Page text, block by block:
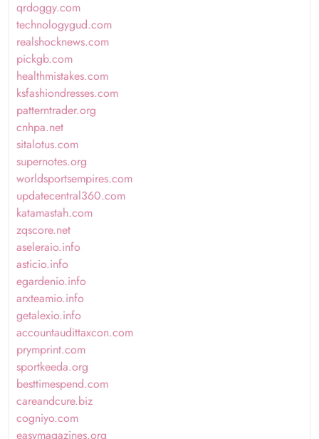
qrdoggy.com
technologygud.com
realshocknews.com
pickgb.com
healthmistakes.com
ksfashiondresses.com
patterntrader.org
cnhpa.net
sitalotus.com
supernotes.org
worldsportsempires.com
updatecentral360.com
katamastah.com
zqscore.net
aseleraio.info
asticio.info
egardenio.info
arxteamio.info
getalexio.info
accountaudittaxcon.com
prymprint.com
sportkeeda.org
besttimespend.com
careandcure.biz
cogniyo.com
easymagazines.org